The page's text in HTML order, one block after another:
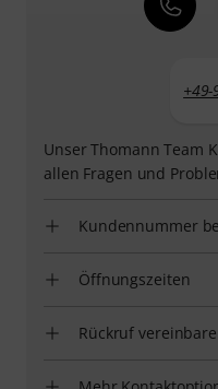
+49-
Unser Thomann Team
allen Fragen und
Kundennummer
Öffnungszeiten
Rückruf